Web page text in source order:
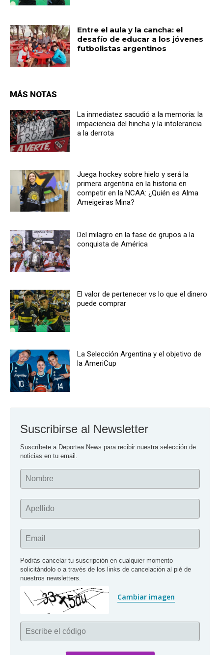
Entre el aula y la cancha: el
desafío de educar a los jóvenes
futbolistas argentinos
MÁS NOTAS
La inmediatez sacudió a la memoria: la
impaciencia del hincha y la intolerancia
a la derrota
Juega hockey sobre hielo y será la
primera argentina en la historia en
competir en la NCAA: ¿Quién es Alma
Ameigeiras Mina?
Del milagro en la fase de grupos a la
conquista de América
El valor de pertenecer vs lo que el dinero
puede comprar
La Selección Argentina y el objetivo de
la AmeriCup
Suscribirse al Newsletter
Suscríbete a Deportea News para recibir nuestra selección de
noticias en tu email.
Nombre
Apellido
Email
Podrás cancelar tu suscripción en cualquier momento
solicitándolo o a través de los links de cancelación al pié de
nuestros newsletters.
Cambiar imagen
Escribe el código